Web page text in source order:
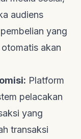
audiens
yang
akan
Platform
pelacakan
yang
transaksi